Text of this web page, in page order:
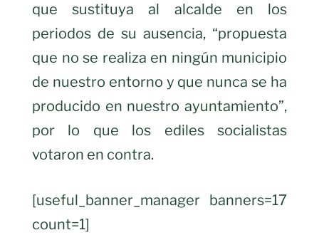
que sustituya al alcalde en los
periodos de su ausencia, “propuesta
que no se realiza en ningún municipio
de nuestro entorno y que nunca se ha
producido en nuestro ayuntamiento”,
por lo que los ediles socialistas
votaron en contra.
[useful_banner_manager banners=17
count=1]